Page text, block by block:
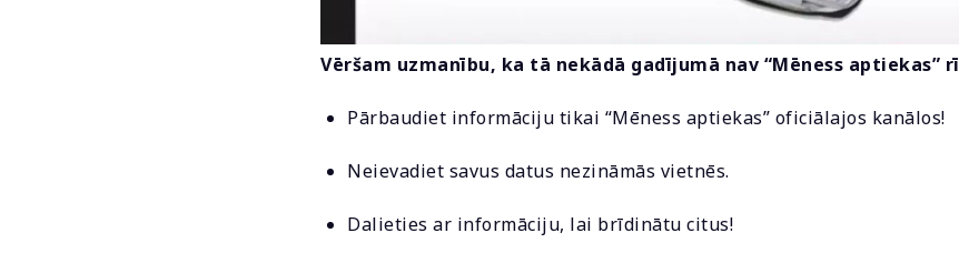
Vēršam uzmanību, ka tā nekādā gadījumā nav “Mēness aptiekas”
Pārbaudiet informāciju tikai “Mēness aptiekas” oficiālajos kanālos!
Neievadiet savus datus nezināmās vietnēs.
Dalieties ar informāciju, lai brīdinātu citus!